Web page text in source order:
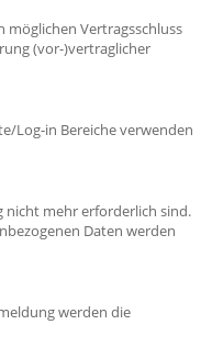
möglichen Vertragsschluss
(vor-)vertraglicher
Log-in Bereiche verwenden
nicht mehr erforderlich sind.
Daten werden
werden die